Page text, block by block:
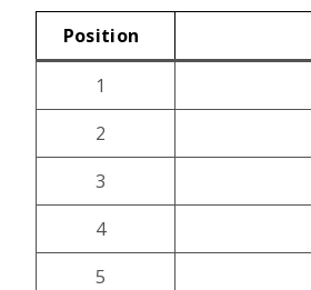
Position
1
2
3
4
5